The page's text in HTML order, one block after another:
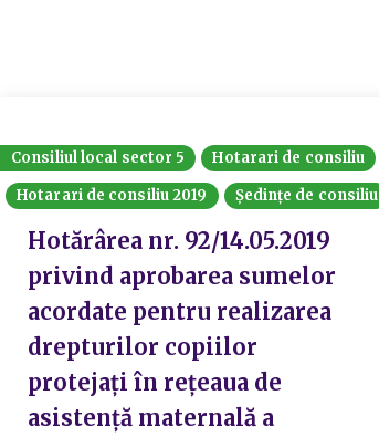
Consiliul local sector 5
Hotarari de consiliu
Hotarari de consiliu 2019
Ședințe de consiliu
Hotărârea nr. 92/14.05.2019
privind aprobarea sumelor
acordate pentru realizarea
drepturilor copiilor
protejați în rețeaua de
asistență maternală a